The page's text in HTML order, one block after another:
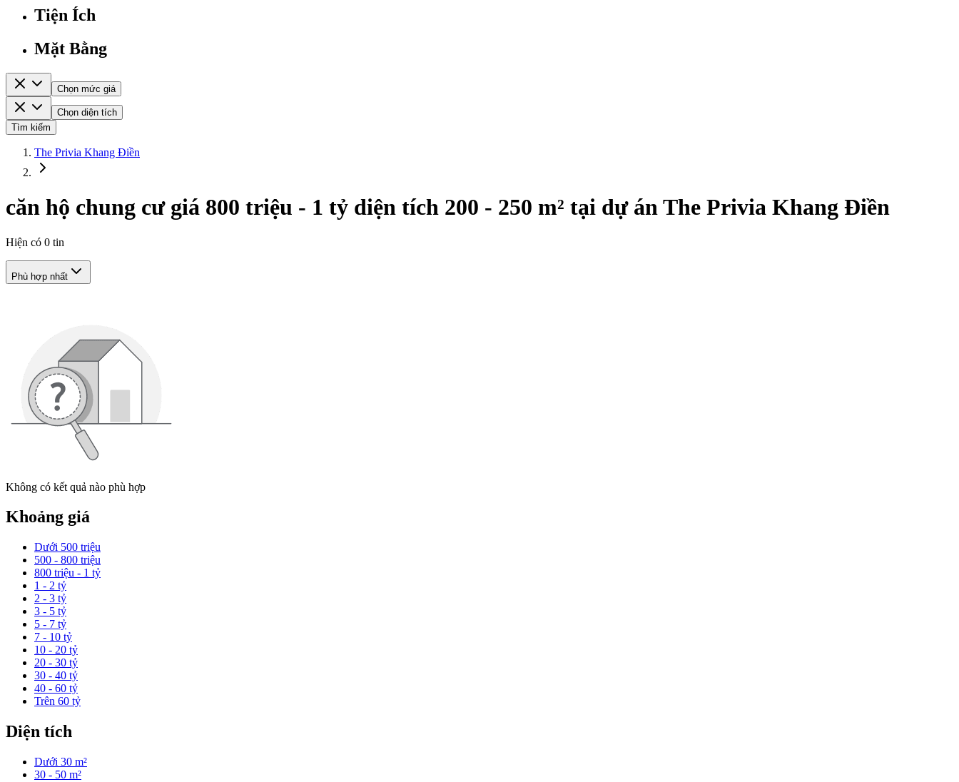
Tiện Ích
Mặt Bằng
Chọn mức giá
Chọn diện tích
Tìm kiếm
The Privia Khang Điền
căn hộ chung cư giá 800 triệu - 1 tỷ diện tích 200 - 250 m² tại dự án The Privia Khang Điền
Hiện có 0 tin
Phù hợp nhất
Không có kết quả nào phù hợp
Khoảng giá
Dưới 500 triệu
500 - 800 triệu
800 triệu - 1 tỷ
1 - 2 tỷ
2 - 3 tỷ
3 - 5 tỷ
5 - 7 tỷ
7 - 10 tỷ
10 - 20 tỷ
20 - 30 tỷ
30 - 40 tỷ
40 - 60 tỷ
Trên 60 tỷ
Diện tích
Dưới 30 m²
30 - 50 m²